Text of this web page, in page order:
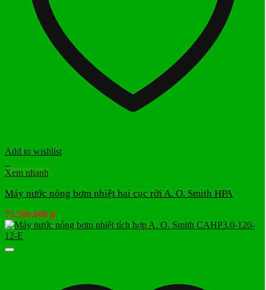
Add to wishlist
+
Xem nhanh
Máy nước nóng bơm nhiệt hai cục rời A. O. Smith HPA
75.500.000 ₫